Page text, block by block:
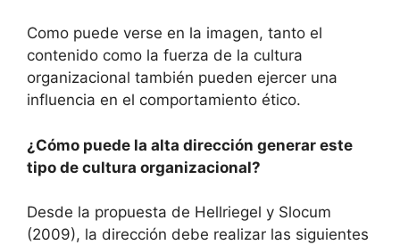
Como puede verse en la imagen, tanto el
contenido como la fuerza de la cultura
organizacional también pueden ejercer una
influencia en el comportamiento ético.
¿Cómo puede la alta dirección generar este
tipo de cultura organizacional?
Desde la propuesta de Hellriegel y Slocum
(2009), la dirección debe realizar las siguientes